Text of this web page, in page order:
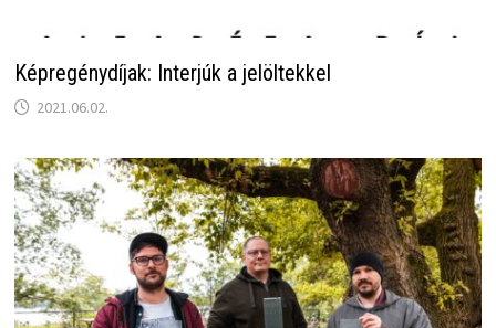
Képregénydíjak: Interjúk a jelöltekkel
2021.06.02.